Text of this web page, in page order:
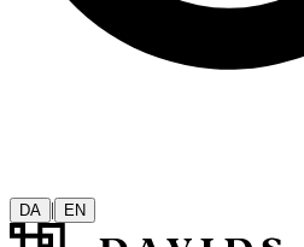
DA | EN